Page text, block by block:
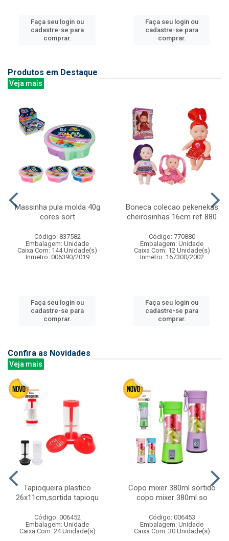
Faça seu login ou
cadastre-se para
comprar.
Faça seu login ou
cadastre-se para
comprar.
Produtos em Destaque
Veja mais
Massinha pula molda 40g
cores sort
Código: 837582
Embalagem: Unidade
Caixa Com: 144 Unidade(s)
Inmetro: 006390/2019
Faça seu login ou
cadastre-se para
comprar.
Boneca colecao pekenekas
cheirosinhas 16cm ref 880
Código: 770880
Embalagem: Unidade
Caixa Com: 12 Unidade(s)
Inmetro: 167300/2002
Faça seu login ou
cadastre-se para
comprar.
Confira as Novidades
Veja mais
Tapioqueira plastico
26x11cm,sortida tapioqu
Código: 006452
Embalagem: Unidade
Caixa Com: 24 Unidade(s)
Copo mixer 380ml sortido
copo mixer 380ml so
Código: 006453
Embalagem: Unidade
Caixa Com: 30 Unidade(s)